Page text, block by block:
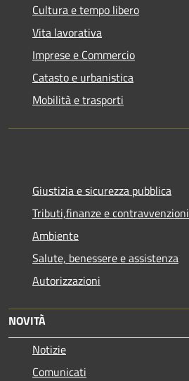
Cultura e tempo libero
Vita lavorativa
Imprese e Commercio
Catasto e urbanistica
Mobilità e trasporti
Giustizia e sicurezza pubblica
Tributi,finanze e contravvenzioni
Ambiente
Salute, benessere e assistenza
Autorizzazioni
NOVITÀ
Notizie
Comunicati